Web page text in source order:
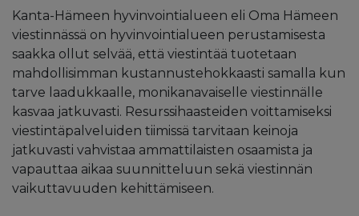
Kanta-Hämeen hyvinvointialueen eli Oma Hämeen
viestinnässä on hyvinvointialueen perustamisesta
saakka ollut selvää, että viestintää tuotetaan
mahdollisimman kustannustehokkaasti samalla kun
tarve laadukkaalle, monikanavaiselle viestinnälle
kasvaa jatkuvasti. Resurssihaasteiden voittamiseksi
viestintäpalveluiden tiimissä tarvitaan keinoja
jatkuvasti vahvistaa ammattilaisten osaamista ja
vapauttaa aikaa suunnitteluun sekä viestinnän
vaikuttavuuden kehittämiseen.